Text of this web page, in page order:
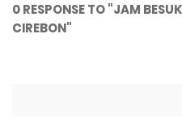
0 RESPONSE TO "JAM
CIREBON"